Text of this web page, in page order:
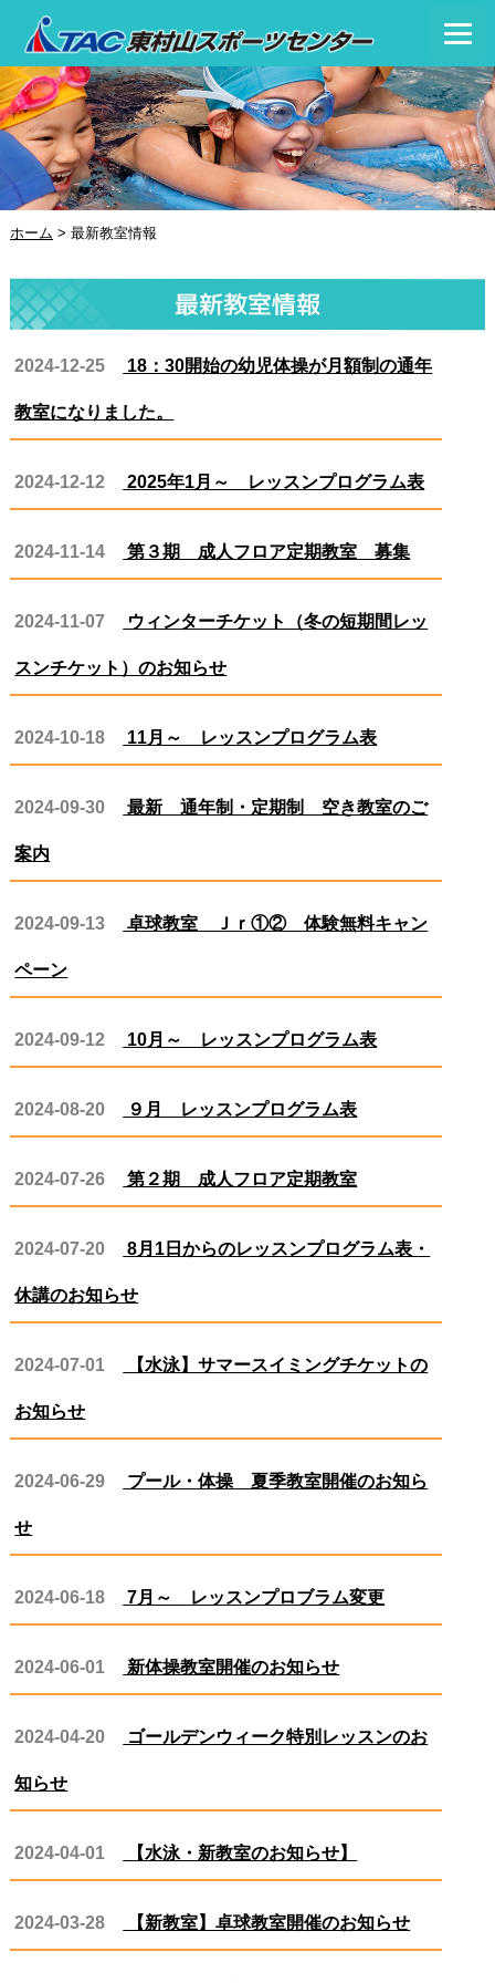
ホーム > 最新教室情報
最新教室情報
2024-12-25 18：30開始の幼児体操が月額制の通年
教室になりました。
2024-12-12 2025年1月～ レッスンプログラム表
2024-11-14 第３期 成人フロア定期教室 募集
2024-11-07 ウィンターチケット（冬の短期間レッ
スンチケット）のお知らせ
2024-10-18 11月～ レッスンプログラム表
2024-09-30 最新 通年制・定期制 空き教室のご
案内
2024-09-13 卓球教室 Ｊｒ①② 体験無料キャン
ペーン
2024-09-12 10月～ レッスンプログラム表
2024-08-20 ９月 レッスンプログラム表
2024-07-26 第２期 成人フロア定期教室
2024-07-20 8月1日からのレッスンプログラム表・
休講のお知らせ
2024-07-01 【水泳】サマースイミングチケットの
お知らせ
2024-06-29 プール・体操 夏季教室開催のお知ら
せ
2024-06-18 7月～ レッスンプロブラム変更
2024-06-01 新体操教室開催のお知らせ
2024-04-20 ゴールデンウィーク特別レッスンのお
知らせ
2024-04-01 【水泳・新教室のお知らせ】
2024-03-28 【新教室】卓球教室開催のお知らせ